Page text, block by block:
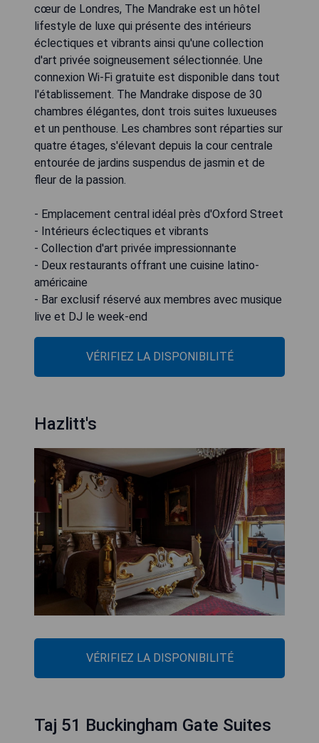
cœur de Londres, The Mandrake est un hôtel
lifestyle de luxe qui présente des intérieurs
éclectiques et vibrants ainsi qu'une collection
d'art privée soigneusement sélectionnée. Une
connexion Wi-Fi gratuite est disponible dans tout
l'établissement. The Mandrake dispose de 30
chambres élégantes, dont trois suites luxueuses
et un penthouse. Les chambres sont réparties sur
quatre étages, s'élevant depuis la cour centrale
entourée de jardins suspendus de jasmin et de
fleur de la passion.
- Emplacement central idéal près d'Oxford Street
- Intérieurs éclectiques et vibrants
- Collection d'art privée impressionnante
- Deux restaurants offrant une cuisine latino-
américaine
- Bar exclusif réservé aux membres avec musique
live et DJ le week-end
VÉRIFIEZ LA DISPONIBILITÉ
Hazlitt's
VÉRIFIEZ LA DISPONIBILITÉ
Taj 51 Buckingham Gate Suites